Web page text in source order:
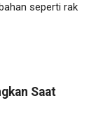
seperti rak
Saat